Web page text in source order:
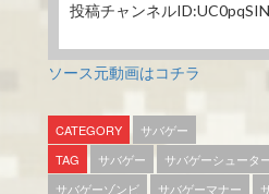
投稿チャンネル
ソース元動画はコチラ
CATEGORY
サバゲー
TAG
サバゲー サバゲーシュータ
サバゲーゾンビ
サバゲーマナー